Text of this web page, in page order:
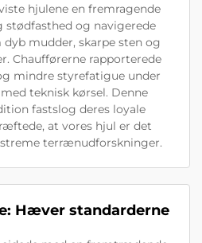
hjulene en fremragende
og navigerede
mudder, skarpe sten og
Chaufførerne rapporterede
mindre styrefatigue under
teknisk kørsel. Denne
fastslog deres loyale
at vores hjul er det
terrænudforskninger.
Hæver standarderne